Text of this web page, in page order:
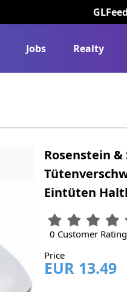
GLFeed
Jobs Realty
Rosenstein
Eintüten
0 Customer
Price
EUR 13.49